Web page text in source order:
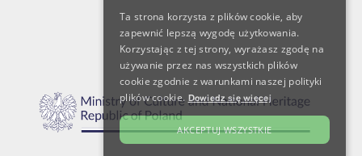
Ta strona korzysta z plików cookie, aby
zapewnić lepszą wygodę użytkowania.
Korzystając z tej strony, wyrażasz zgodę na
używanie przez nas wszystkich plików
cookie zgodnie z warunkami naszej polityki
plików cookie. Dowiedz się więcej
AKCEPTUJ WSZYSTKIE